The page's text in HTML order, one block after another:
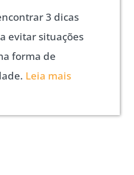
3 dicas
evitar situações
forma de
Leia mais